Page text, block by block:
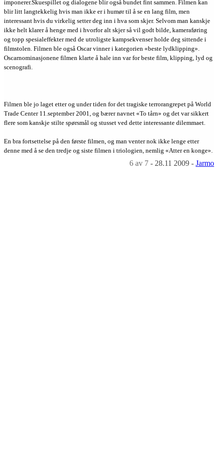
imponerer.Skuespillet og dialogene blir også bundet fint sammen. Filmen kan
blir litt langtekkelig hvis man ikke er i humør til å se en lang film, men
interessant hvis du virkelig setter deg inn i hva som skjer. Selvom man kanskje
ikke helt klarer å henge med i hvorfor alt skjer så vil godt bilde, kameraføring
og topp spesialeffekter med de utroligste kampsekvenser holde deg sittende i
filmstolen. Filmen ble også Oscar vinner i kategorien «beste lydklipping».
Oscarnominasjonene filmen klarte å hale inn var for beste film, klipping, lyd og
scenografi.
Filmen ble jo laget etter og under tiden for det tragiske terrorangrepet på World
Trade Center 11.september 2001, og bærer navnet «To tårn» og det var sikkert
flere som kanskje stilte spørsmål og stusset ved dette interessante dilemmaet.
En bra fortsettelse på den første filmen, og man venter nok ikke lenge etter
denne med å se den tredje og siste filmen i triologien, nemlig «Atter en konge».
6 av 7 - 28.11 2009 - Jarmo